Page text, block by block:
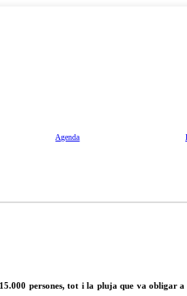
Agenda
persones, tot i la pluja que va